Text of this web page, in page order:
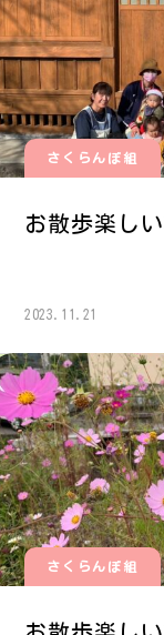
さくらんぼ組
お散歩楽し
2023.11.21
さくらんぼ組